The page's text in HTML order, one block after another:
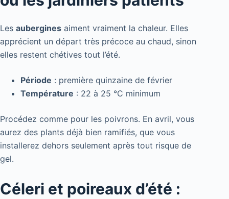
Les aubergines aiment vraiment la chaleur. Elles
apprécient un départ très précoce au chaud, sinon
elles restent chétives tout l’été.
Période : première quinzaine de février
Température : 22 à 25 °C minimum
Procédez comme pour les poivrons. En avril, vous
aurez des plants déjà bien ramifiés, que vous
installerez dehors seulement après tout risque de
gel.
Céleri et poireaux d’été :